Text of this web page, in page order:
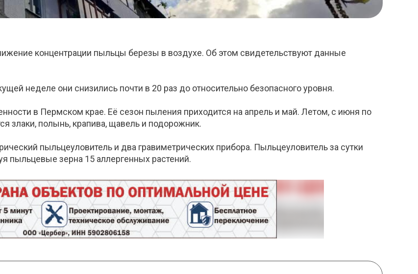
концентрации пыльцы березы в воздухе. Об этом свидетельствуют данные
неделе они снизились почти в 20 раз до относительно безопасного уровня.
в Пермском крае. Её сезон пыления приходится на апрель и май. Летом, с июня по
злаки, полынь, крапива, щавель и подорожник.
пыльцеуловитель и два гравиметрических прибора. Пыльцеуловитель за сутки
пыльцевые зерна 15 аллергенных растений.